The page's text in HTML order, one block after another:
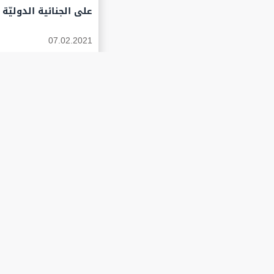
على الجنائية الدوليّة
07.02.2021